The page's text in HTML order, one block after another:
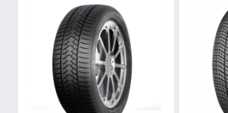
Indice greutate